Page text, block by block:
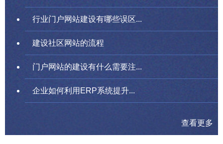
行业门户网站建设有哪些误区...
建设社区网站的流程
门户网站的建设有什么需要注...
企业如何利用ERP系统提升...
查看更多